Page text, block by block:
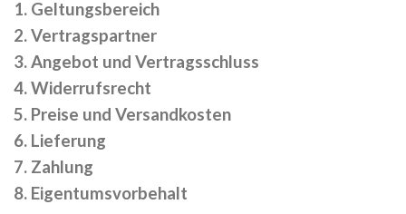
1. Geltungsbereich
2. Vertragspartner
3. Angebot und Vertragsschluss
4. Widerrufsrecht
5. Preise und Versandkosten
6. Lieferung
7. Zahlung
8. Eigentumsvorbehalt